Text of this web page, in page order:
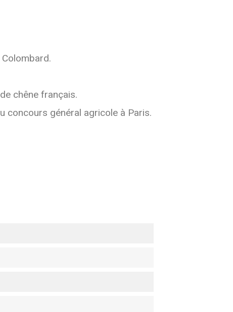
chêne français.
concours général agricole à Paris.